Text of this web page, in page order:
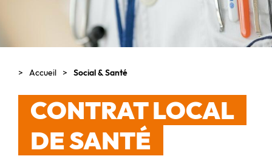
Accueil Social & Santé
CONTRAT LOCAL
DE SANTÉ